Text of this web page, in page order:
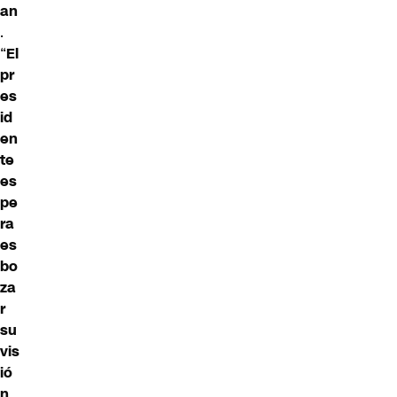
an
.
“El
pr
es
id
en
te
es
pe
ra
es
bo
za
r
su
vis
ió